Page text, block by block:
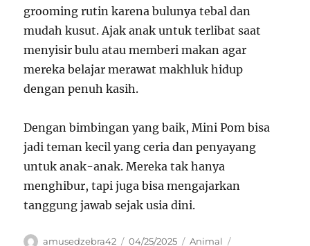
grooming rutin karena bulunya tebal dan
mudah kusut. Ajak anak untuk terlibat saat
menyisir bulu atau memberi makan agar
mereka belajar merawat makhluk hidup
dengan penuh kasih.
Dengan bimbingan yang baik, Mini Pom bisa
jadi teman kecil yang ceria dan penyayang
untuk anak-anak. Mereka tak hanya
menghibur, tapi juga bisa mengajarkan
tanggung jawab sejak usia dini.
Author
amusedzebra42
Posted
04/25/2025 Categories
Animal